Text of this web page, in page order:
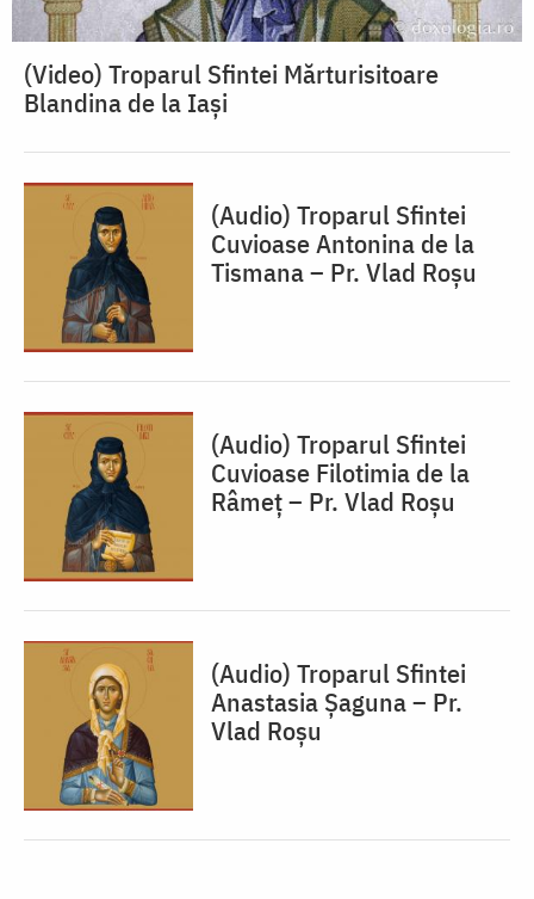
(Video) Troparul Sfintei Mărturisitoare
Blandina de la Iași
(Audio) Troparul Sfintei
Cuvioase Antonina de la
Tismana – Pr. Vlad Roșu
(Audio) Troparul Sfintei
Cuvioase Filotimia de la
Râmeț – Pr. Vlad Roșu
(Audio) Troparul Sfintei
Anastasia Șaguna – Pr.
Vlad Roșu